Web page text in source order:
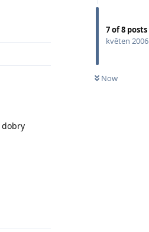
7of8 posts
květen 2006
Now
dobry